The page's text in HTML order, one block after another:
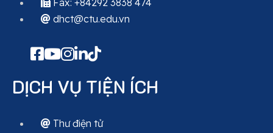
Fax: +84292 3838 474
dhct@ctu.edu.vn
DỊCH VỤ TIỆN ÍCH
Thư điện tử